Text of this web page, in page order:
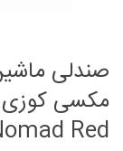
صندلی
Red